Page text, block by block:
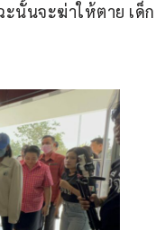
นั้นจะฆ่าให้ตาย เด็ก